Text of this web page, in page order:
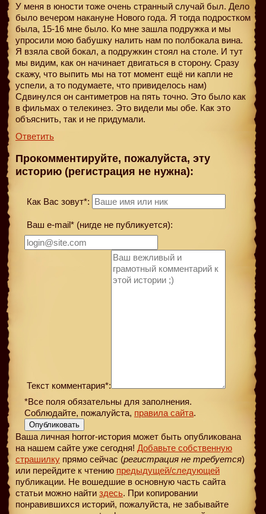
У меня в юности тоже очень странный случай был. Дело
было вечером накануне Нового года. Я тогда подростком
была, 15-16 мне было. Ко мне зашла подружка и мы
упросили мою бабушку налить нам по полбокала вина.
Я взяла свой бокал, а подружкин стоял на столе. И тут
мы видим, как он начинает двигаться в сторону. Сразу
скажу, что выпить мы на тот момент ещё ни капли не
успели, а то подумаете, что привиделось нам)
Сдвинулся он сантиметров на пять точно. Это было как
в фильмах о телекинез. Это видели мы обе. Как это
объяснить, так и не придумали.
Ответить
Прокомментируйте, пожалуйста, эту
историю (регистрация не нужна):
Как Вас зовут*:
Ваш e-mail* (нигде не публикуется):
Текст комментария*:
*Все поля обязательны для заполнения.
Соблюдайте, пожалуйста, правила сайта.
Опубликовать
Ваша личная horror-история может быть опубликована
на нашем сайте уже сегодня! Добавьте собственную
страшилку прямо сейчас (регистрация не требуется)
или перейдите к чтению предыдущей/следующей
публикации. Не вошедшие в основную часть сайта
статьи можно найти здесь. При копировании
понравившихся историй, пожалуйста, не забывайте